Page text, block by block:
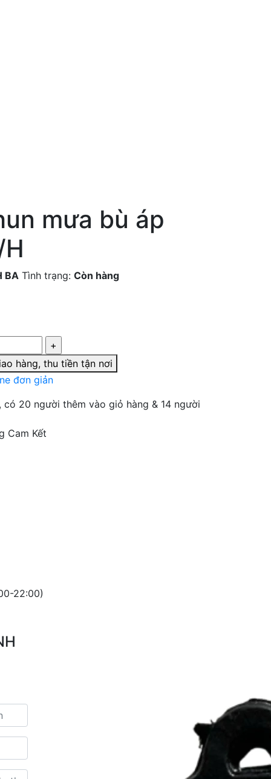
mưa bù áp
BA Tình trạng: Còn hàng
hàng, thu tiền tận nơi
đơn giản
có 20 người thêm vào giỏ hàng & 14 người
Cam Kết
22:00)